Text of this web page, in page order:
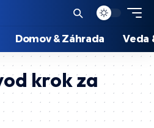
Domov & Záhrada Veda
krok za